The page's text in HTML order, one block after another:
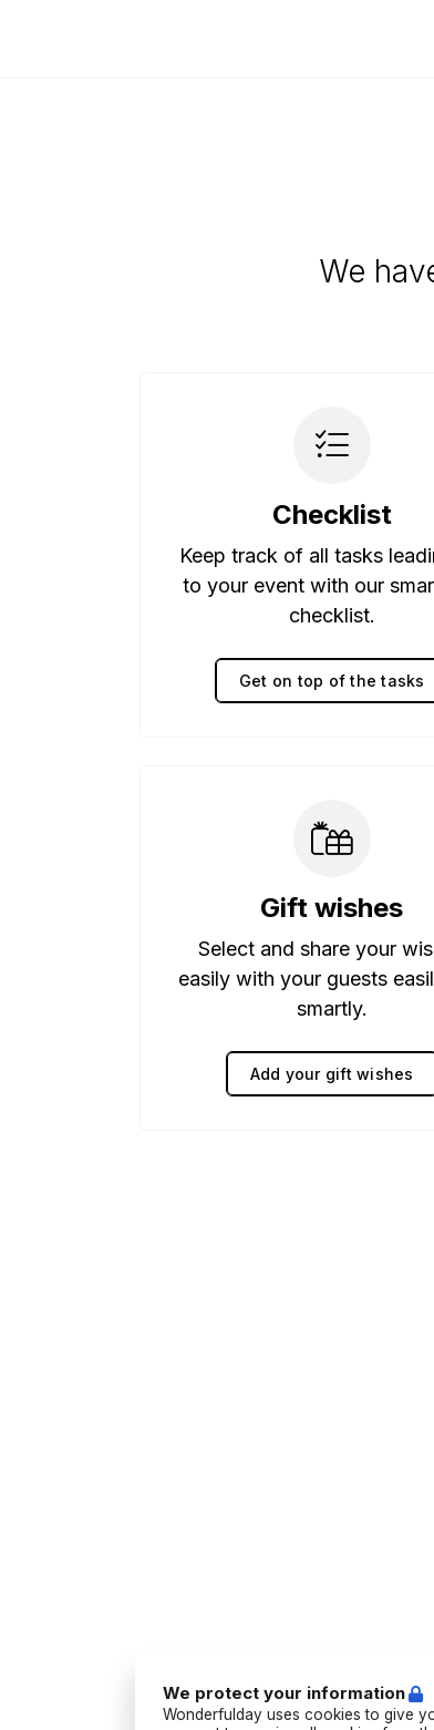
We
Checklist
Keep track of all tasks
to your event with our
checklist.
Get on top of the tasks
Gift wishes
Select and share your
easily with your guests
smartly.
Add your gift wishes
We protect your information
Wonderfulday uses cookies to give